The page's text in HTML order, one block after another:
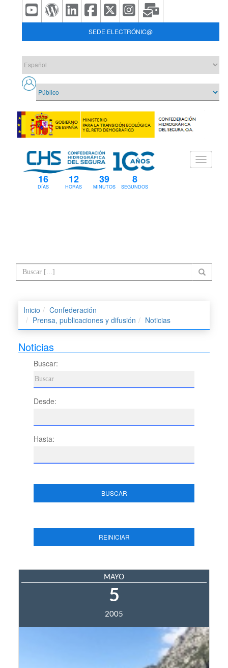
SEDE ELECTRÓNIC@
16
DÍAS
12
HORAS
39
MINUTOS
7
SEGUNDOS
Inicio
Confederación
Prensa, publicaciones y difusión
Noticias
Noticias
Buscar:
Desde:
Hasta:
BUSCAR
REINICIAR
MAYO
5
2005